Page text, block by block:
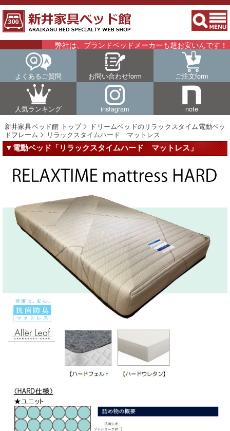
弊社は、ブランドベッドメーカーも超お安いんです！！
よくあるご質問 お問い合わせform ご注文form
人気ランキング instagram
note
新井家具ベッド館 トップ
ドリームベッドのリラックスタイム電動ベッ
ドフレーム
リラックスタイムハード マットレス
▼電動ベッド「リラックスタイムハード マットレス」